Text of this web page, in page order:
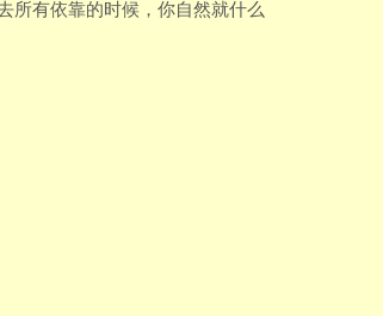
所有依靠的时候，你自然就什么